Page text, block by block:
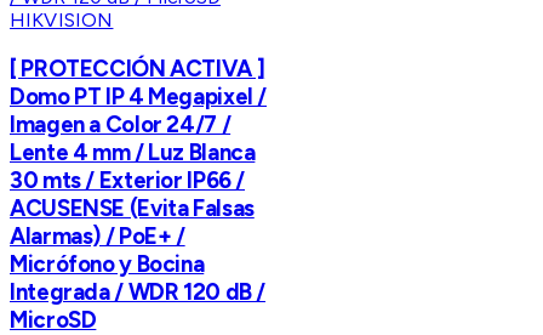
HIKVISION
[ PROTECCIÓN ACTIVA ]
Domo PT IP 4 Megapixel /
Imagen a Color 24/7 /
Lente 4 mm / Luz Blanca
30 mts / Exterior IP66 /
ACUSENSE (Evita Falsas
Alarmas) / PoE+ /
Micrófono y Bocina
Integrada / WDR 120 dB /
MicroSD